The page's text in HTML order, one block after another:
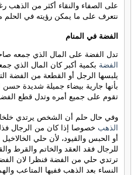
على الصفاء والنقاء أكثر من الذهب
نتعرف على ما يمكن رؤيته في الحلم
الفضة في المنام
تدل الفضة على المال الذي جمعه
الفضة بكمية أكبر كان المال الذي
يلبسها الرجل أو القطعة من الفضة
بأنها جارية بيضاء جميلة شديدة
تقوم على جميع أمره وتدل قطع
وفي حال حلم أن الشخص يرتدي
الذهب خصوصا إذا كان من الرجال
أو الحبس والقيود، لأن حلي
للرجال فقد العقد والخاتم والقرط
ترتدي حلي من الفضة فنظرا لان
النساء بعد الذهب ففيها المتاعب